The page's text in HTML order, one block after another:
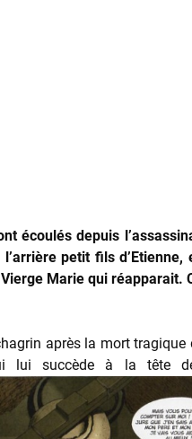
écoulés depuis
l’arrière petit fils
Marie qui réapparait.
après la mort
lui succède à la tête